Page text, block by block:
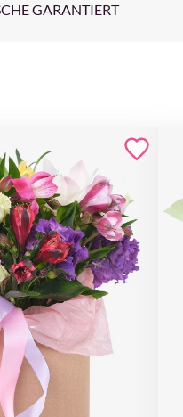
GARANTIERT